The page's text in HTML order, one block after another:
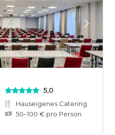
5,0
Hauseigenes Catering
50–100 € pro Person